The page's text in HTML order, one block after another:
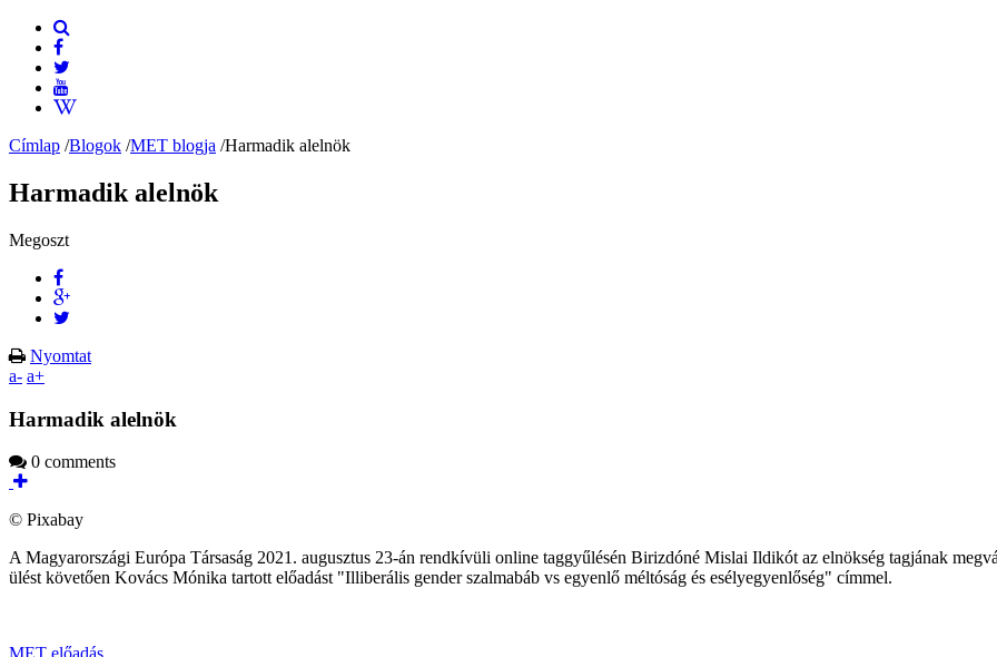
Címlap /Blogok /MET blogja /Harmadik alelnök
Harmadik alelnök
Megoszt
Nyomtat
a- a+
Harmadik alelnök
0 comments
© Pixabay
A Magyarországi Európa Társaság 2021. augusztus 23-án rendkívüli online taggyűlésén Birizdóné Mislai Ildikót az elnökség tagjának
ülést követően Kovács Mónika tartott előadást "Illiberális gender szalmabáb vs egyenlő méltóság és esélyegyenlőség" címmel.